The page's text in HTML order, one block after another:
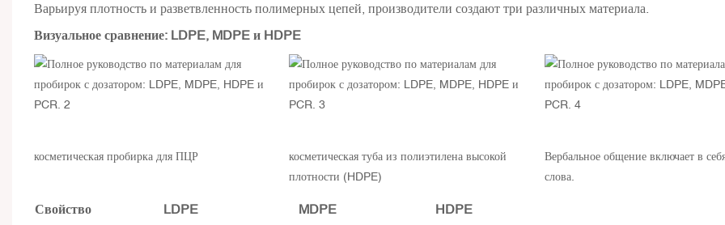
Варьируя плотность и разветвленность полимерных цепей, производители создают три различных материала.
Визуальное сравнение: LDPE, MDPE и HDPE
косметическая пробирка для ПЦР
косметическая туба из полиэтилена высокой
плотности (HDPE)
Вербальное общение включает в
слова.
Свойство LDPE MDPE
HDPE